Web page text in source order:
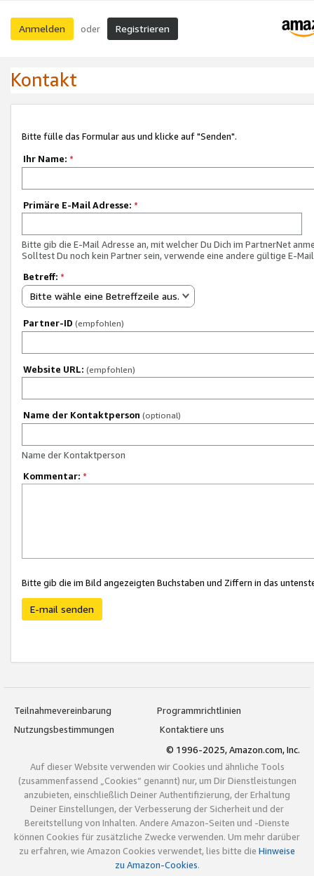
Anmelden oder Registrieren
Kontakt
Bitte fülle das Formular aus und klicke auf "Senden".
Ihr Name: *
Primäre E-Mail Adresse: *
Bitte gib die E-Mail Adresse an, mit welcher Du Dich im PartnerNet
Solltest Du noch kein Partner sein, verwende eine andere gültige E-
Betreff: *
Bitte wähle eine Betreffzeile aus.
Partner-ID (empfohlen)
Website URL: (empfohlen)
Name der Kontaktperson (optional)
Name der Kontaktperson
Kommentar: *
Bitte gib die im Bild angezeigten Buchstaben und Ziffern in das
E-mail senden
Teilnahmevereinbarung
Programmrichtlinien
Nutzungsbestimmungen
Kontaktiere uns
© 1996-2025, Amazon.com, Inc.
Auf dieser Website verwenden wir Cookies und ähnliche Tools
(zusammenfassend „Cookies“ genannt) nur, um Dir Dienstleistungen
anzubieten, einschließlich Deiner Authentifizierung, der Erhaltung
Deiner Einstellungen, der Verbesserung der Sicherheit und der
Bereitstellung von Inhalten. Andere Amazon-Seiten und -Dienste
können Cookies für zusätzliche Zwecke verwenden. Um mehr darüber
zu erfahren, wie Amazon Cookies verwendet, lies bitte die Hinweise
zu Amazon-Cookies.